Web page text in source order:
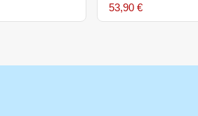
53,90 €